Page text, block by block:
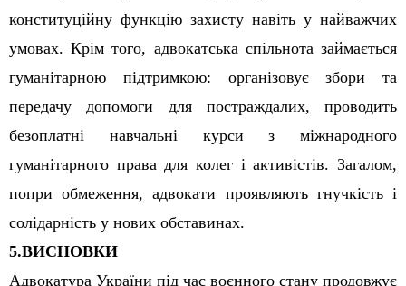
конституційну функцію захисту навіть у найважчих
умовах. Крім того, адвокатська спільнота займається
гуманітарною підтримкою: організовує збори та
передачу допомоги для постраждалих, проводить
безоплатні навчальні курси з міжнародного
гуманітарного права для колег і активістів. Загалом,
попри обмеження, адвокати проявляють гнучкість і
солідарність у нових обставинах.
5.ВИСНОВКИ
Адвокатура України під час воєнного стану продовжує